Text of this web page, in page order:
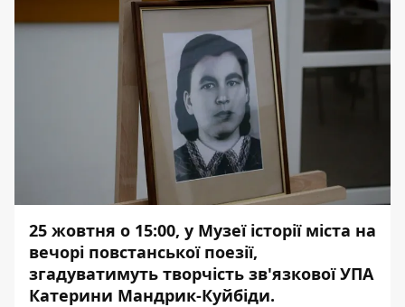
25 жовтня о 15:00, у Музеї історії міста на
вечорі повстанської поезії,
згадуватимуть творчість зв'язкової УПА
Катерини Мандрик-Куйбіди.